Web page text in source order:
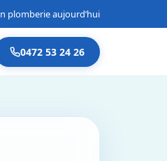
plomberie aujourd’hui
0472 53 24 26